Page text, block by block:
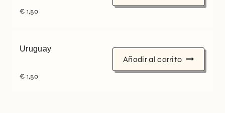
€ 1,50
Uruguay
€ 1,50
Añadir al carrito